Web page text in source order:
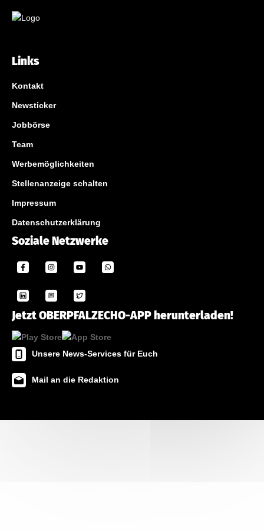
Links
Kontakt
Newsticker
Jobbörse
Team
Werbemöglichkeiten
Stellenanzeige schalten
Impressum
Datenschutzerklärung
Soziale Netzwerke
Jetzt OBERPFALZECHO-APP herunterladen!
Unsere News-Services für Euch
Mail an die Redaktion